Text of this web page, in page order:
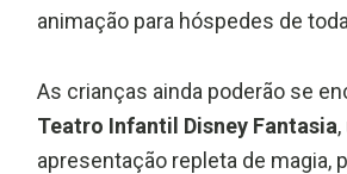
animação para hóspedes de
As crianças ainda poderão se
Teatro Infantil Disney Fantasia
apresentação repleta de magia,